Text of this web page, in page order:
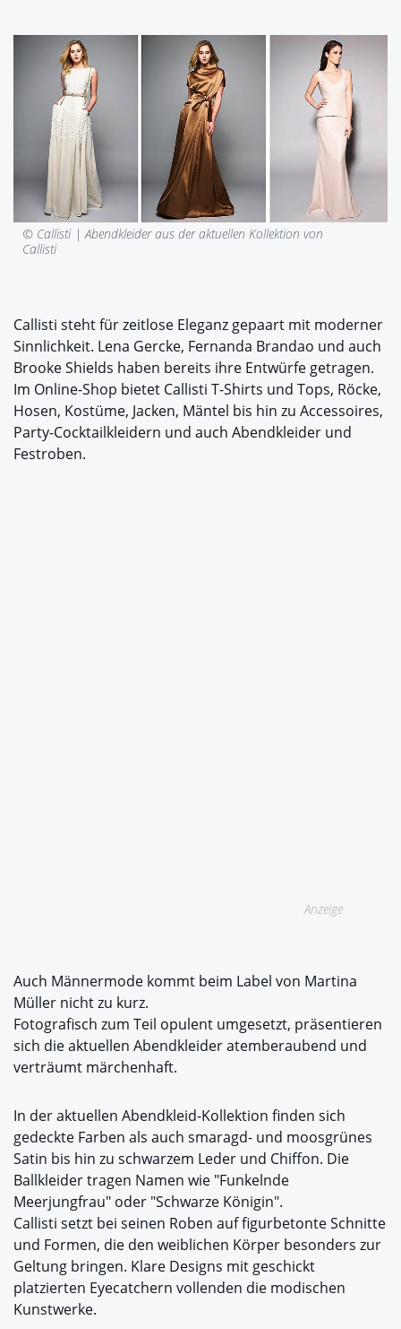
© Callisti | Abendkleider aus der aktuellen Kollektion von
Callisti
Callisti steht für zeitlose Eleganz gepaart mit moderner
Sinnlichkeit. Lena Gercke, Fernanda Brandao und auch
Brooke Shields haben bereits ihre Entwürfe getragen.
Im Online-Shop bietet Callisti T-Shirts und Tops, Röcke,
Hosen, Kostüme, Jacken, Mäntel bis hin zu Accessoires,
Party-Cocktailkleidern und auch Abendkleider und
Festroben.
Anzeige
Auch Männermode kommt beim Label von Martina
Müller nicht zu kurz.
Fotografisch zum Teil opulent umgesetzt, präsentieren
sich die aktuellen Abendkleider atemberaubend und
verträumt märchenhaft.
In der aktuellen Abendkleid-Kollektion finden sich
gedeckte Farben als auch smaragd- und moosgrünes
Satin bis hin zu schwarzem Leder und Chiffon. Die
Ballkleider tragen Namen wie "Funkelnde
Meerjungfrau" oder "Schwarze Königin".
Callisti setzt bei seinen Roben auf figurbetonte Schnitte
und Formen, die den weiblichen Körper besonders zur
Geltung bringen. Klare Designs mit geschickt
platzierten Eyecatchern vollenden die modischen
Kunstwerke.